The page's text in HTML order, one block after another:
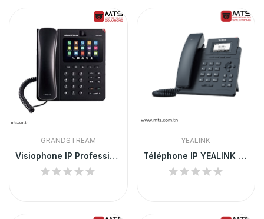
GRANDSTREAM
Visiophone IP Professionnel | Grandstream GXV3240
YEALINK
Téléphone IP YEALINK SIP-T30P